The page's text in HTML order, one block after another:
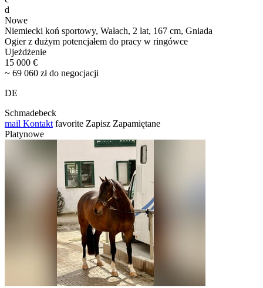
d
Nowe
Niemiecki koń sportowy, Wałach, 2 lat, 167 cm, Gniada
Ogier z dużym potencjałem do pracy w ringówce
Ujeżdżenie
15 000 €
~ 69 060 zł do negocjacji
DE
Schmadebeck
mail Kontakt favorite Zapisz Zapamiętane
Platynowe